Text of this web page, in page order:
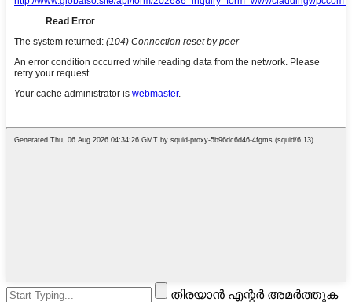
തിരയാൻ എന്റർ അമർത്തുക